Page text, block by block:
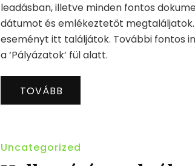
leadásban, illetve minden fontos
dátumot és emlékeztetőt megtaláljatok.
eseményt itt találjátok. További fontos
a ‘Pályázatok’ fül alatt.
TOVÁBB
Uncategorized